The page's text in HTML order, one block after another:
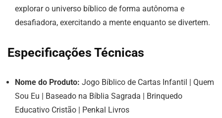
explorar o universo bíblico de forma autônoma e
desafiadora, exercitando a mente enquanto se divertem.
Especificações Técnicas
Nome do Produto: Jogo Bíblico de Cartas Infantil | Quem
Sou Eu | Baseado na Bíblia Sagrada | Brinquedo
Educativo Cristão | Penkal Livros